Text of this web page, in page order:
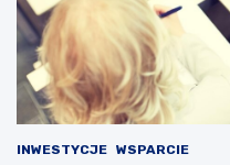
INWESTYCJE WSPARCIE